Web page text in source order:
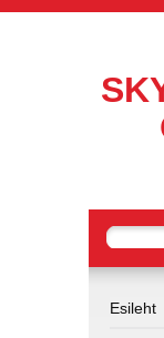
Esileht